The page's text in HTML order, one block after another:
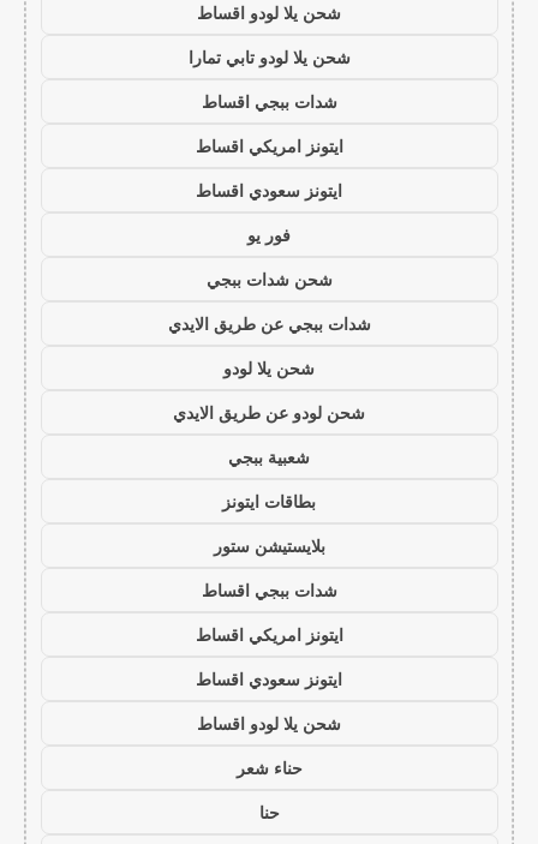
شحن يلا لودو اقساط
شحن يلا لودو تابي تمارا
شدات ببجي اقساط
ايتونز امريكي اقساط
ايتونز سعودي اقساط
فور يو
شحن شدات ببجي
شدات ببجي عن طريق الايدي
شحن يلا لودو
شحن لودو عن طريق الايدي
شعبية ببجي
بطاقات ايتونز
بلايستيشن ستور
شدات ببجي اقساط
ايتونز امريكي اقساط
ايتونز سعودي اقساط
شحن يلا لودو اقساط
حناء شعر
حنا